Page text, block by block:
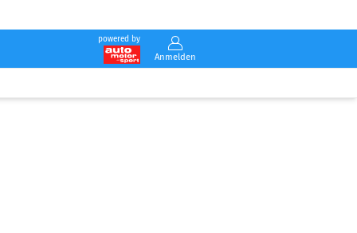
powered by
Anmelden